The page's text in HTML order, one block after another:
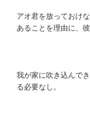
アオ君を放っておけ
あることを理由に、
我が家に吹き込んで
る必要なし。